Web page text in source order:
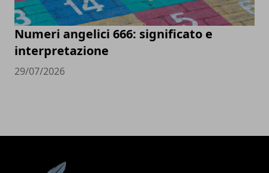
Numeri angelici 666: significato e
interpretazione
29/07/2026